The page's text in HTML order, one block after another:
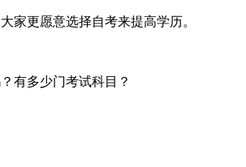
家更愿意选择自考来提高学历。